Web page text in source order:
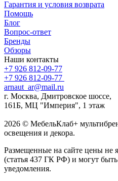
Гарантия и условия возврата
Помощь
Блог
Вопрос-ответ
Бренды
Обзоры
Наши контакты
+7 926 812-09-77
+7 926 812-09-77
arnaut_ar@mail.ru
г. Москва, Дмитровское шоссе,
161Б, МЦ "Империя", 1 этаж
2026 © МебельКлаб+
освещения и декора.
Размещенные на сайте цены не
(статья 437 ГК РФ) и могут
уведомления.